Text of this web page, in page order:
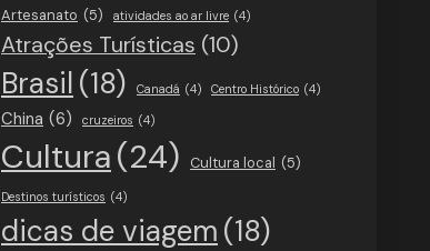
Artesanato (5) atividades ao ar livre (4)
Atrações Turísticas (10)
Brasil (18) Canadá (4) Centro Histórico (4)
China (6) cruzeiros (4)
Cultura(24) Cultura local (5)
Destinos turísticos (4)
dicas de viagem (18)